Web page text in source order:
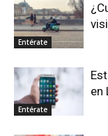
Entérate
Entérate
en